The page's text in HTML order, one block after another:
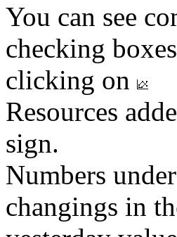
You can see
checking
clicking on
Resources
sign.
Numbers
changings in